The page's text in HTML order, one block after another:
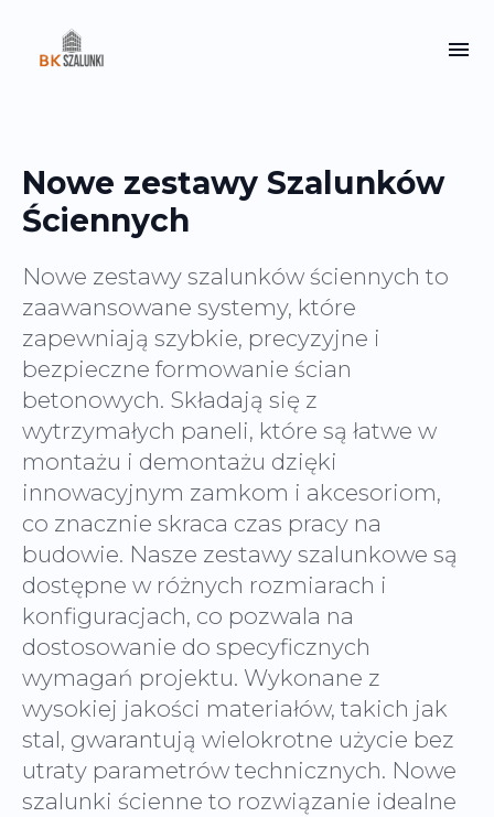
Nowe zestawy Szalunków
Ściennych
Nowe zestawy szalunków ściennych to
zaawansowane systemy, które
zapewniają szybkie, precyzyjne i
bezpieczne formowanie ścian
betonowych. Składają się z
wytrzymałych paneli, które są łatwe w
montażu i demontażu dzięki
innowacyjnym zamkom i akcesoriom,
co znacznie skraca czas pracy na
budowie. Nasze zestawy szalunkowe są
dostępne w różnych rozmiarach i
konfiguracjach, co pozwala na
dostosowanie do specyficznych
wymagań projektu. Wykonane z
wysokiej jakości materiałów, takich jak
stal, gwarantują wielokrotne użycie bez
utraty parametrów technicznych. Nowe
szalunki ścienne to rozwiązanie idealne